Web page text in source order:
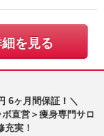
を見る
6ヶ月間保証！＼
直営＞痩身専門サロ
実！